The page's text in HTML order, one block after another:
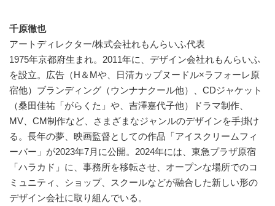
千原徹也
アートディレクター/株式会社れもんらいふ代表
1975年京都府生まれ。2011年に、デザイン会社れもんらいふ
を設立。広告（H＆Mや、日清カップヌードル×ラフォーレ原
宿他）ブランディング（ウンナナクール他）、CDジャケット
（桑田佳祐「がらくた」や、吉澤嘉代子他）ドラマ制作、
MV、CM制作など、さまざまなジャンルのデザインを手掛け
る。長年の夢、映画監督としての作品「アイスクリームフィ
ーバー」が2023年7月に公開。2024年には、東急プラザ原宿
「ハラカド」に、事務所を移転させ、オープンな場所でのコ
ミュニティ、ショップ、スクールなどが融合した新しい形の
デザイン会社に取り組んでいる。